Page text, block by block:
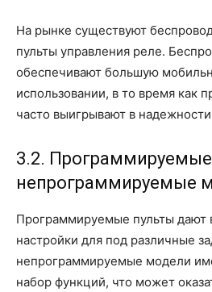
На рынке существуют
пульты управления реле.
обеспечивают большую
использовании, в то время как
часто выигрывают в
3.2.
непрограммируемые
Программируемые пульты дают
настройки для под различные
непрограммируемые модели
набор функций, что может